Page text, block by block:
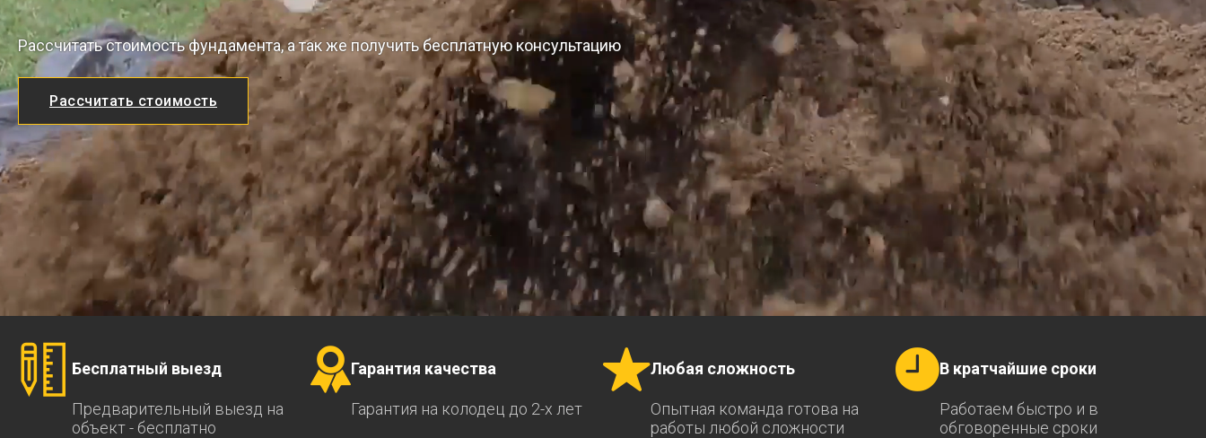
Рассчитать стоимость фундамента, а так же получить бесплатную консультацию
Рассчитать стоимость
Бесплатный выезд
Предварительный выезд на
объект - бесплатно
Гарантия качества
Гарантия на колодец до 2-х лет
Любая сложность
Опытная команда готова на
работы любой сложности
В кратчайшие сроки
Работаем быстро и в
обговоренные сроки